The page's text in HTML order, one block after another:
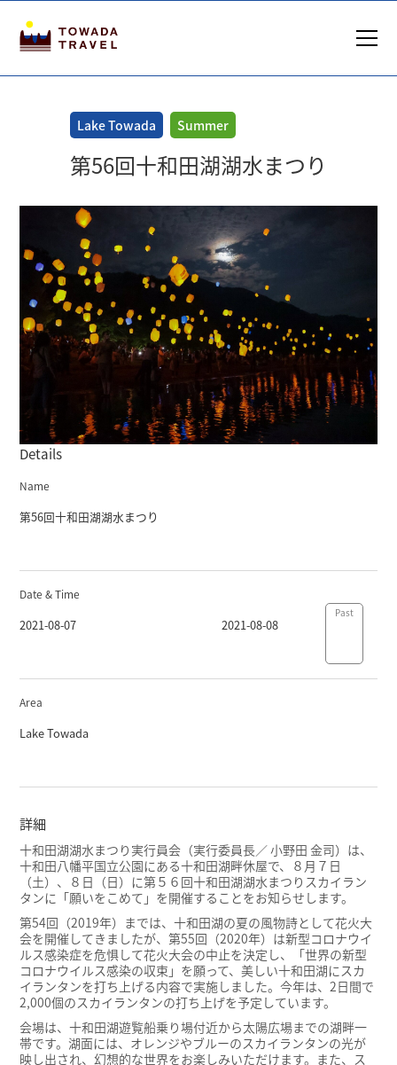
Lake Towada Summer
第56回十和田湖湖水まつり
Details
Name
第56回十和田湖湖水まつり
Date & Time
2021-08-07 2021-08-08
Past
Area
Lake Towada
詳細
十和田湖湖水まつり実行員会（実行委員長／ 小野田 金司）は、
十和田八幡平国立公園にある十和田湖畔休屋で、８月７日
（土）、８日（日）に第５６回十和田湖湖水まつりスカイラン
タンに「願いをこめて」を開催することをお知らせします。
第54回（2019年）までは、十和田湖の夏の風物詩として花火大
会を開催してきましたが、第55回（2020年）は新型コロナウイ
ルス感染症を危惧して花火大会の中止を決定し、「世界の新型
コロナウイルス感染の収束」を願って、美しい十和田湖にスカ
イランタンを打ち上げる内容で実施しました。今年は、2日間で
2,000個のスカイランタンの打ち上げを予定しています。
会場は、十和田湖遊覧船乗り場付近から太陽広場までの湖畔一
帯です。湖面には、オレンジやブルーのスカイランタンの光が
映し出され、幻想的な世界をお楽しみいただけます。また、ス